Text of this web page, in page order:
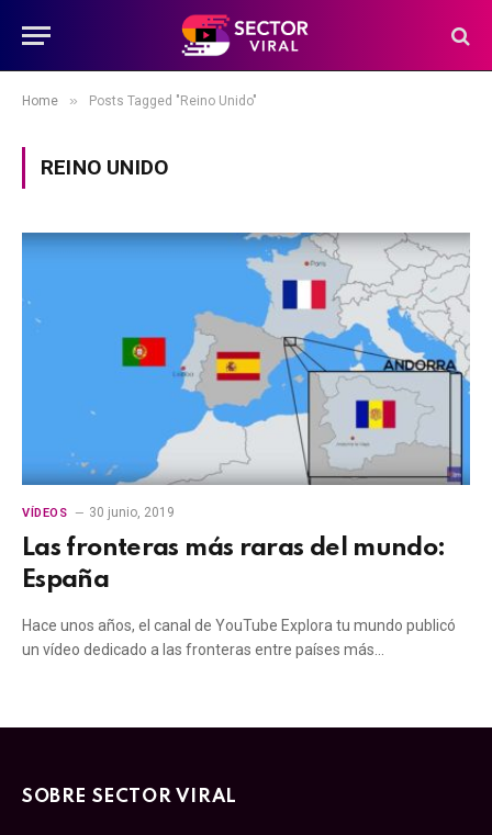
Home » Posts Tagged "Reino Unido"
REINO UNIDO
VÍDEOS 30 junio, 2019
Las fronteras más raras del mundo:
España
Hace unos años, el canal de YouTube Explora tu mundo publicó
un vídeo dedicado a las fronteras entre países más…
SOBRE SECTOR VIRAL